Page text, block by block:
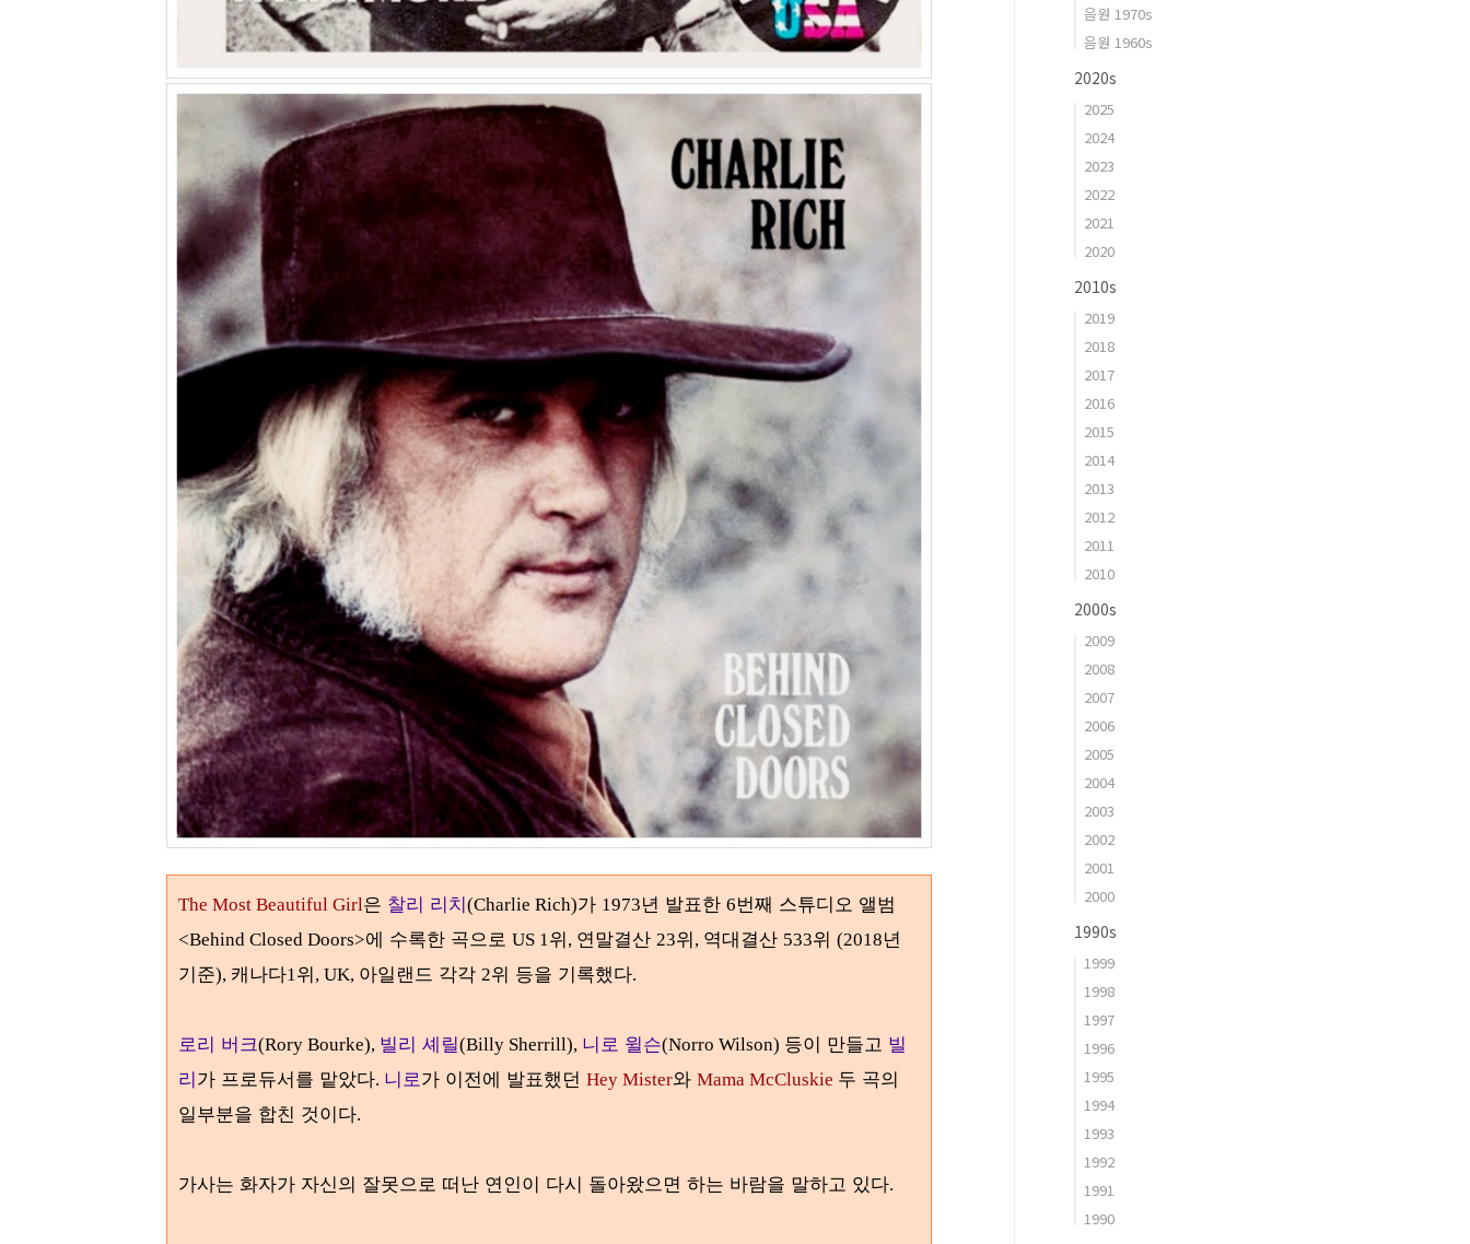
The Most Beautiful Girl은 찰리 리치(Charlie Rich)가 1973년 발표한 6번째 스튜디오 앨범
<Behind Closed Doors>에 수록한 곡으로 US 1위, 연말결산 23위, 역대결산 533위 (2018년
기준), 캐나다1위, UK, 아일랜드 각각 2위 등을 기록했다.
로리 버크(Rory Bourke), 빌리 셰릴(Billy Sherrill), 니로 윌슨(Norro Wilson) 등이 만들고 빌
리가 프로듀서를 맡았다. 니로가 이전에 발표했던 Hey Mister와 Mama McCluskie 두 곡의
일부분을 합친 것이다.
가사는 화자가 자신의 잘못으로 떠난 연인이 다시 돌아왔으면 하는 바람을 말하고 있다.
음원 1970s
음원 1960s
2020s
2025
2024
2023
2022
2021
2020
2010s
2019
2018
2017
2016
2015
2014
2013
2012
2011
2010
2000s
2009
2008
2007
2006
2005
2004
2003
2002
2001
2000
1990s
1999
1998
1997
1996
1995
1994
1993
1992
1991
1990